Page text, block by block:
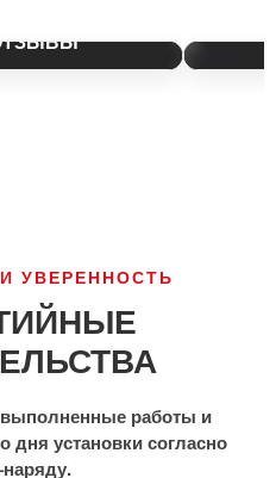
УВЕРЕННОСТЬ
работы и
дня установки согласно